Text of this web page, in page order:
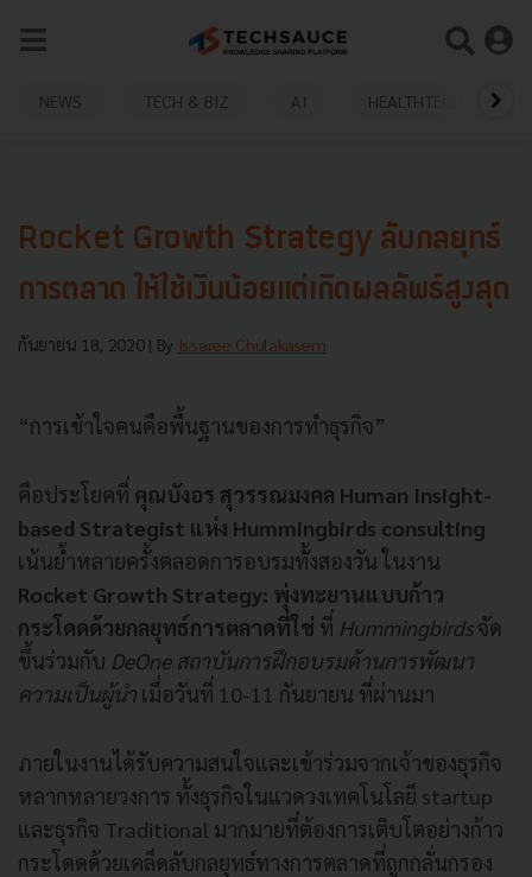
NEWS TECH & BIZ AI HEALTHTECH
Rocket Growth Strategy ลับกลยุทธ์
การตลาด ให้ใช้เงินน้อยแต่เกิดผลลัพธ์สูงสุด
กันยายน 18, 2020 | By Issaree Chulakasem
“การเข้าใจคนคือพื้นฐานของการทำธุรกิจ”
คือประโยคที่ คุณบังอร สุวรรณมงคล Human Insight-
based Strategist แห่ง Hummingbirds consulting
เน้นย้ำหลายครั้งตลอดการอบรมทั้งสองวัน ในงาน
Rocket Growth Strategy: พุ่งทะยานแบบก้าว
กระโดดด้วยกลยุทธ์การตลาดที่ใช่ ที่ Hummingbirdsจัด
ขึ้นร่วมกับ DeOne สถาบันการฝึกอบรมด้านการพัฒนา
ความเป็นผู้นำ เมื่อวันที่ 10-11 กันยายน ที่ผ่านมา
ภายในงานได้รับความสนใจและเข้าร่วมจากเจ้าของธุรกิจ
หลากหลายวงการ ทั้งธุรกิจในแวดวงเทคโนโลยี startup
และธุรกิจ Traditional มากมายที่ต้องการเติบโตอย่างก้าว
กระโดดด้วยเคล็ดลับกลยุทธ์ทางการตลาดที่ถูกกลั่นกรอง